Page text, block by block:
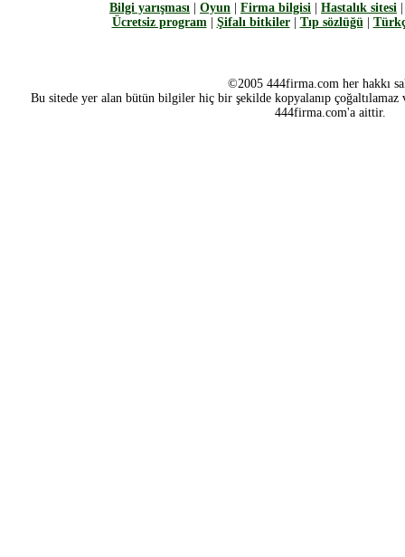
Bilgi yarışması Oyun Firma bilgisi Hastalık sitesi
Ücretsiz program| Şifalı bitkiler| Tıp sözlüğü|
©2005 444firma.com her hakkı
Bu sitede yer alan bütün bilgiler hiç bir şekilde kopyalanıp
444firma.com'a aittir.